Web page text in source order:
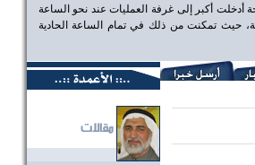
أكبر إلى غرفة العمليات عند نحو الساعة
حيث تمكنت من ذلك في تمام الساعة الحادية